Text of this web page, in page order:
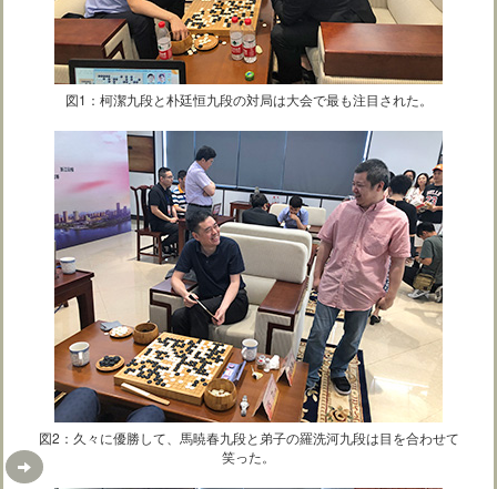
図1：柯潔九段と朴廷恒九段の対局は大会で最も注目された。
図2：久々に優勝して、馬暁春九段と弟子の羅洗河九段は目を合わせて
笑った。